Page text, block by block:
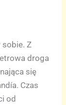
sobie. Z
droga
się
Czas
od